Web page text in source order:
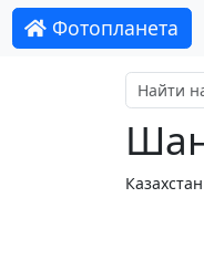
Фотопланета
Казахстан